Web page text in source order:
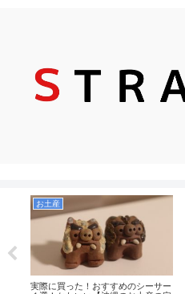
お土産
実際に買った！おすすめのシーサー